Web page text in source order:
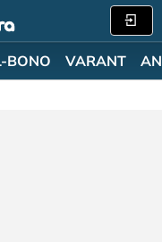
BONO VARANT